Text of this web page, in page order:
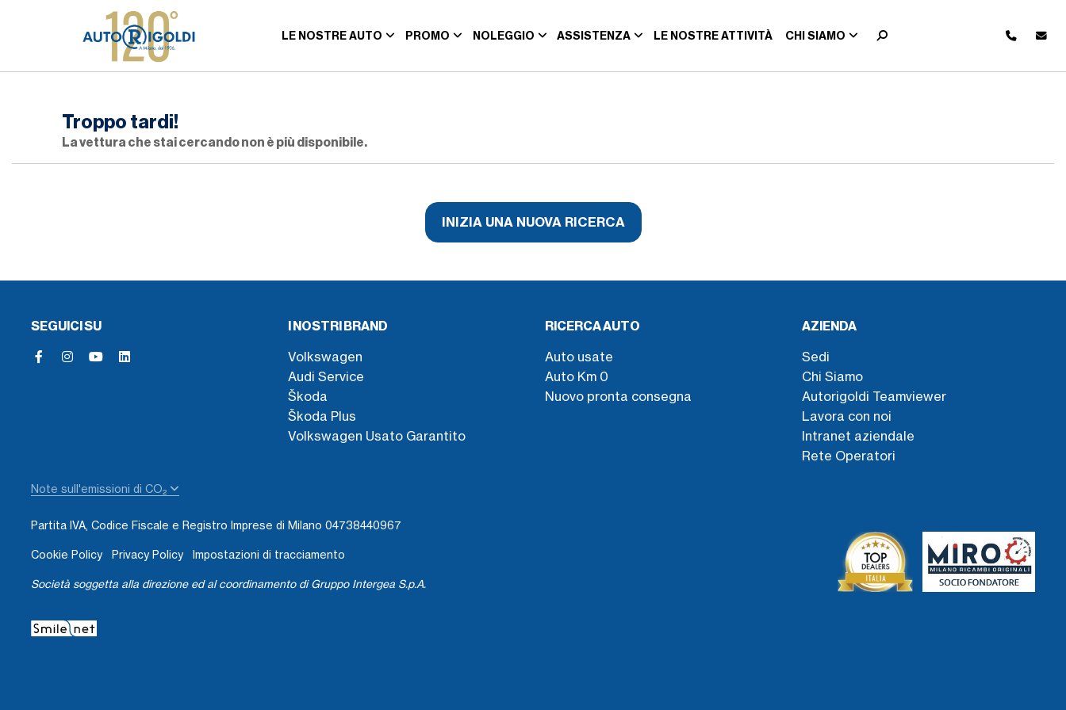
LE NOSTRE AUTO PROMO NOLEGGIO ASSISTENZA LE NOSTRE ATTIVITÀ CHI SIAMO
Troppo tardi!
La vettura che stai cercando non è più disponibile.
INIZIA UNA NUOVA RICERCA
SEGUICI SU I NOSTRI BRAND
Volkswagen
Audi Service
Škoda
Škoda Plus
Volkswagen Usato Garantito
RICERCA AUTO
Auto usate
Auto Km 0
Nuovo pronta consegna
AZIENDA
Sedi
Chi Siamo
Autorigoldi Teamviewer
Lavora con noi
Intranet aziendale
Rete Operatori
Note sull'emissioni di CO₂
Partita IVA, Codice Fiscale e Registro Imprese di Milano 04738440967
Cookie Policy Privacy Policy Impostazioni di tracciamento
Società soggetta alla direzione ed al coordinamento di Gruppo Intergea S.p.A.